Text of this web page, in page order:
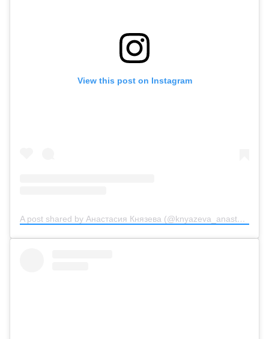
View this post on Instagram
A post shared by Анастасия Князева (@knyazeva_anastasiya_official)